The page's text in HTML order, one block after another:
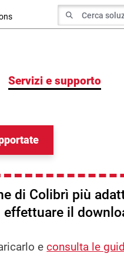
ricerca di
Cerca Ricerca
Servizi e supporto
di Colibrì più
effettuare il
econsulta le